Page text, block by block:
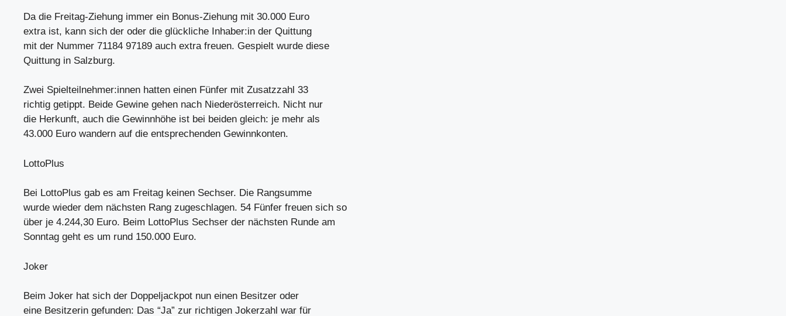
Da die Freitag-Ziehung immer ein Bonus-Ziehung mit 30.000 Euro
extra ist, kann sich der oder die glückliche Inhaber:in der Quittung
mit der Nummer 71184 97189 auch extra freuen. Gespielt wurde diese
Quittung in Salzburg.
Zwei Spielteilnehmer:innen hatten einen Fünfer mit Zusatzzahl 33
richtig getippt. Beide Gewine gehen nach Niederösterreich. Nicht nur
die Herkunft, auch die Gewinnhöhe ist bei beiden gleich: je mehr als
43.000 Euro wandern auf die entsprechenden Gewinnkonten.
LottoPlus
Bei LottoPlus gab es am Freitag keinen Sechser. Die Rangsumme
wurde wieder dem nächsten Rang zugeschlagen. 54 Fünfer freuen sich so
über je 4.244,30 Euro. Beim LottoPlus Sechser der nächsten Runde am
Sonntag geht es um rund 150.000 Euro.
Joker
Beim Joker hat sich der Doppeljackpot nun einen Besitzer oder
eine Besitzerin gefunden: Das “Ja” zur richtigen Jokerzahl war für